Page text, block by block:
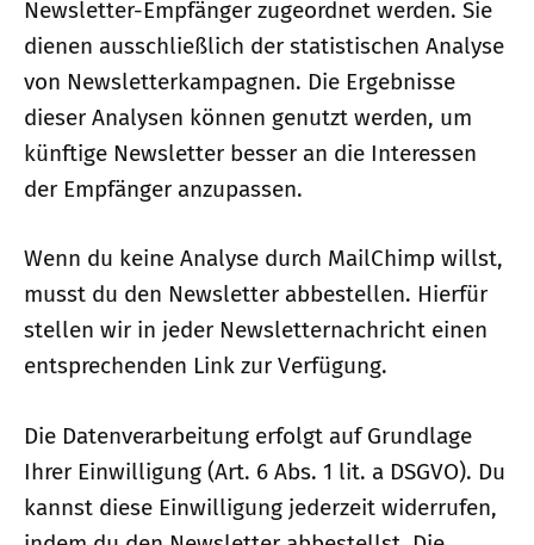
Newsletter-Empfänger zugeordnet werden. Sie
dienen ausschließlich der statistischen Analyse
von Newsletterkampagnen. Die Ergebnisse
dieser Analysen können genutzt werden, um
künftige Newsletter besser an die Interessen
der Empfänger anzupassen.
Wenn du keine Analyse durch MailChimp willst,
musst du den Newsletter abbestellen. Hierfür
stellen wir in jeder Newsletternachricht einen
entsprechenden Link zur Verfügung.
Die Datenverarbeitung erfolgt auf Grundlage
Ihrer Einwilligung (Art. 6 Abs. 1 lit. a DSGVO). Du
kannst diese Einwilligung jederzeit widerrufen,